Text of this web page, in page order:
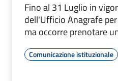
Fino al 31 Luglio in
dell'Ufficio Anagrafe
ma occorre prenotare
Comunicazione istituzionale